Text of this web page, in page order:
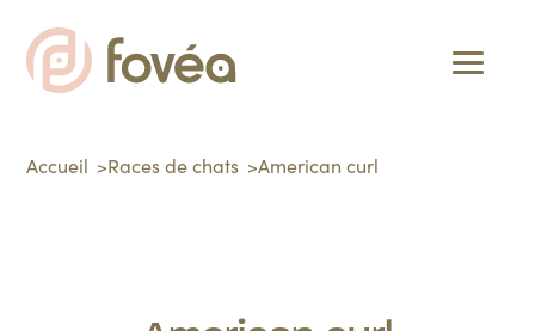
Accueil Races de chats American curl